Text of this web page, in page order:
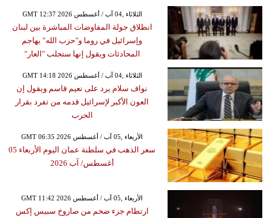
GMT 12:37 2026 الثلاثاء ,04 آب / أغسطس
انطلاق جولة المفاوضات المباشرة بين لبنان
وإسرائيل في روما و"حزب الله" يهاجم
المحادثات ويقول إنها ستجلب "العار"
GMT 14:18 2026 الثلاثاء ,04 آب / أغسطس
نواف سلام يرد على نعيم قاسم ويقول إن
العون الأكبر لإسرائيل قدمه من تفرد بقرار
الحرب
GMT 06:35 2026 الأربعاء ,05 آب / أغسطس
سعر الذهب في سلطنة عمان اليوم الأربعاء 05
أغسطس/ آب 2026
GMT 11:42 2026 الأربعاء ,05 آب / أغسطس
ارتطام جزء ضخم من صاروخ سبيس إكس